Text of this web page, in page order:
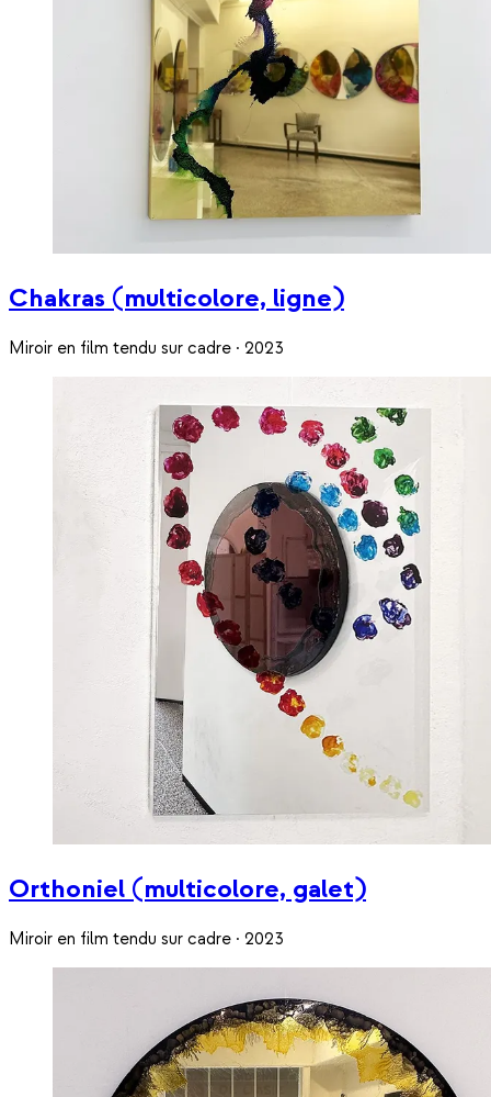
Chakras (multicolore, ligne)
Miroir en film tendu sur cadre · 2023
Orthoniel (multicolore, galet)
Miroir en film tendu sur cadre · 2023